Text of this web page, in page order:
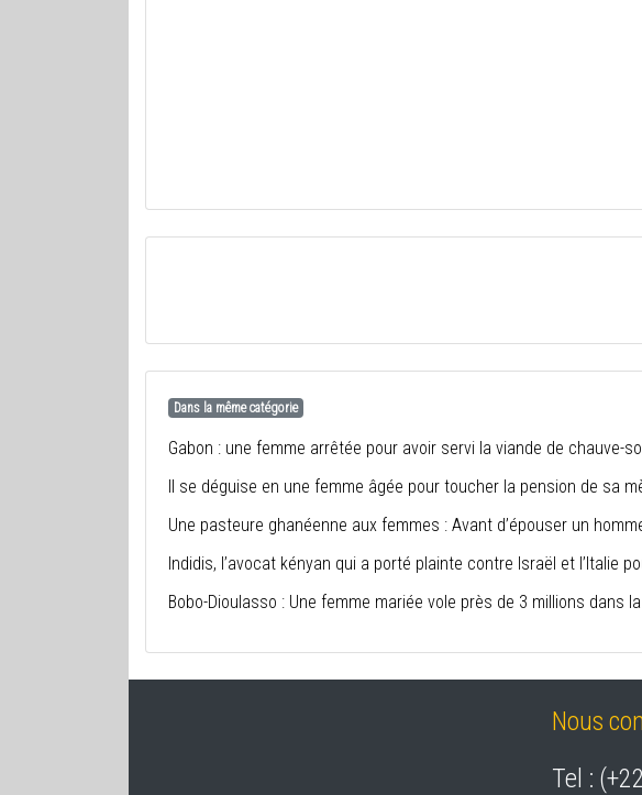
Dans la même catégorie
Gabon : une femme arrêtée pour avoir servi la viande de chauve-
Il se déguise en une femme âgée pour toucher la pension de sa
Une pasteure ghanéenne aux femmes : Avant d’épouser un
Indidis, l’avocat kényan qui a porté plainte contre Israël et l’Italie
Bobo-Dioulasso : Une femme mariée vole près de 3 millions dans
Nous
Tel :